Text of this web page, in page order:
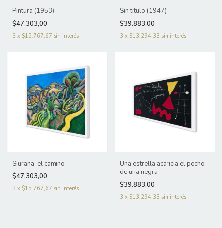
Pintura (1953)
$47.303,00
3 x $15.767,67 sin interés
Sin titulo (1947)
$39.883,00
3 x $13.294,33 sin interés
Siurana, el camino
$47.303,00
3 x $15.767,67 sin interés
Una estrella acaricia el pecho
de una negra
$39.883,00
3 x $13.294,33 sin interés